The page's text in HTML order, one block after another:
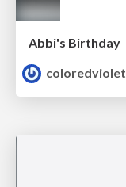
Abbi's Birthday
coloredviolet